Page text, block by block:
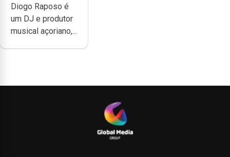
noção do quão
difícil é
produzir uma
música”
Diogo Raposo é
um DJ e produtor
musical açoriano,...